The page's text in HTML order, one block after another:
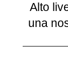
Alto
una